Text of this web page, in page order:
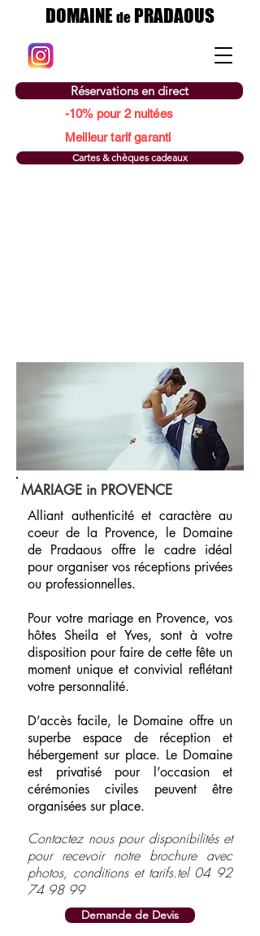
DOMAINEdePRADAOUS
Réservations en direct
Meilleur tarif garanti
Cartes & chèques cadeaux
-10% pour 2 nuitées
Alliant authenticité et caractère au
coeur de la Provence, le Domaine
de Pradaous offre le cadre idéal
pour organiser vos réceptions privées
ou professionnelles.
Pour votre mariage en Provence, vos
hôtes Sheila et Yves, sont à votre
disposition pour faire de cette fête un
moment unique et convivial reflétant
votre personnalité.
D’accès facile, le Domaine offre un
superbe espace de réception et
hébergement sur place. Le Domaine
est privatisé pour l’occasion et
cérémonies civiles peuvent être
organisées sur place.
Contactez nous pour disponibilités et
pour recevoir notre brochure avec
photos, conditions et tarifs.tel 04 92
74 98 99
Demande de Devis
MARIAGE in PROVENCE